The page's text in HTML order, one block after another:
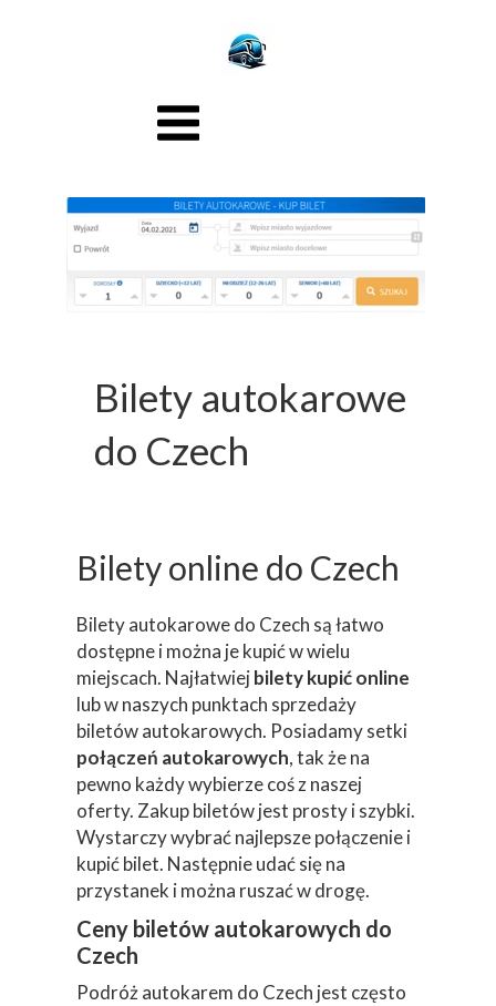
Bilety online do Czech
Bilety autokarowe do Czech są łatwo
dostępne i można je kupić w wielu
miejscach. Najłatwiejbilety kupić online
lub w naszych punktach sprzedaży
biletów autokarowych. Posiadamy setki
połączeń autokarowych, tak że na
pewno każdy wybierze coś z naszej
oferty. Zakup biletów jest prosty i szybki.
Wystarczy wybrać najlepsze połączenie i
kupić bilet. Następnie udać się na
przystanek i można ruszać w drogę.
Ceny biletów autokarowych do
Czech
Podróż autokarem do Czech jest często
Bilety autokarowe
do Czech